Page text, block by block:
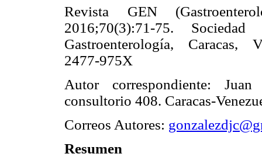
Revista GEN
2016;70(3):71-75. Sociedad
Gastroenterología, Caracas,
2477-975X
Autor correspondiente:
consultorio 408. Caracas-
Correos Autores:
Resumen